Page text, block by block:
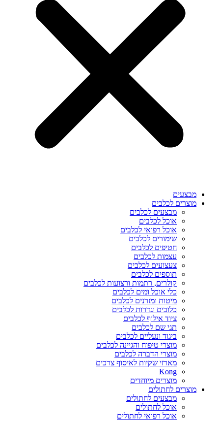
מבצעים
מוצרים לכלבים
מבצעים לכלבים
אוכל לכלבים
אוכל רפואי לכלבים
שימורים לכלבים
חטיפים לכלבים
עצמות לכלבים
צעצועים לכלבים
תוספים לכלבים
קולרים, רתמות ורצועות לכלבים
כלי אוכל ומים לכלבים
מיטות ומזרנים לכלבים
כלובים וגדרות לכלבים
ציוד אילוף לכלבים
תגי שם לכלבים
ביגוד ונעליים לכלבים
מוצרי טיפוח והגיינה לכלבים
מוצרי הדברה לכלבים
מארזי שקיות לאיסוף צרכים
Kong
מוצרים מיוחדים
מוצרים לחתולים
מבצעים לחתולים
אוכל לחתולים
אוכל רפואי לחתולים